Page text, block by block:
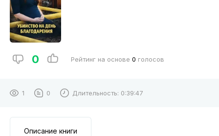
0 Рейтинг на основе 0 голосов
1 0 Длительность: 0:39:47
Описание книги